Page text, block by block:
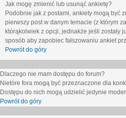
Jak mogę zmienić lub usunąć ankietę?
Podobnie jak z postami, ankiety mogą być
pierwszy post w danym temacie (z którym
którąkolwiek z opcji, jednakże jeśli zostały
sposób aby zapobiec fałszowaniu ankiet
Powrót do góry
Dlaczego nie mam dostępu do forum?
Nietóre fora mogą być przeznaczone dla
Dostępu do nich mogą udzielić jedynie
Powrót do góry